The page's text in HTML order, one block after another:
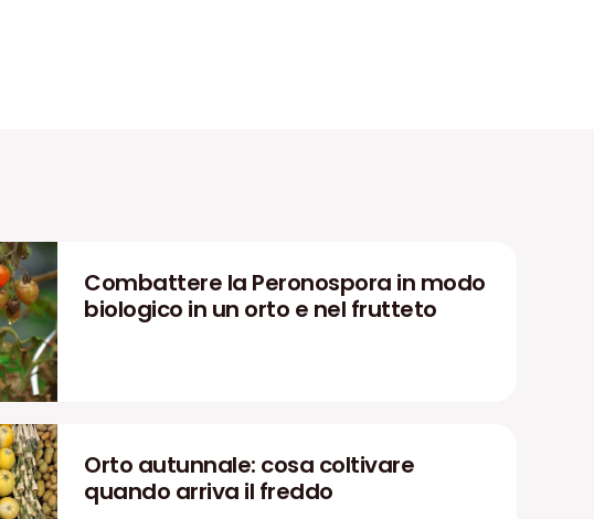
Combattere la Peronospora in modo
biologico in un orto e nel frutteto
Orto autunnale: cosa coltivare
quando arriva il freddo